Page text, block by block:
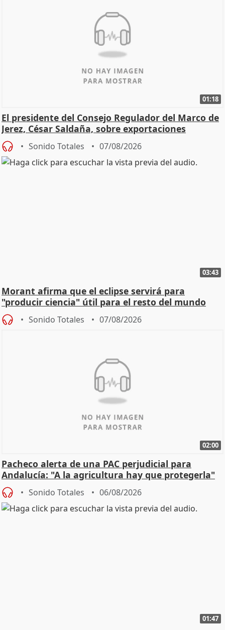
01:18
El presidente del Consejo Regulador del Marco de
Jerez, César Saldaña, sobre exportaciones
Sonido Totales 07/08/2026
03:43
Morant afirma que el eclipse servirá para
"producir ciencia" útil para el resto del mundo
Sonido Totales 07/08/2026
02:00
Pacheco alerta de una PAC perjudicial para
Andalucía: "A la agricultura hay que protegerla"
Sonido Totales 06/08/2026
01:47